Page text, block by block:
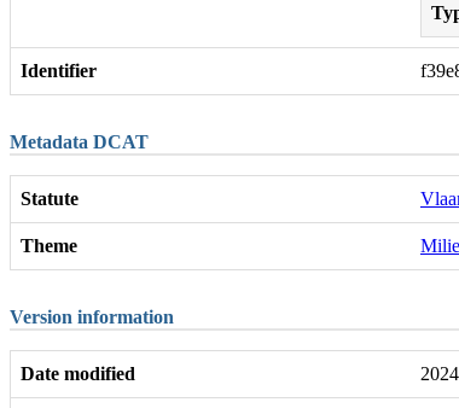
Identifier
Metadata DCAT
Statute
Theme
Version information
Date modified